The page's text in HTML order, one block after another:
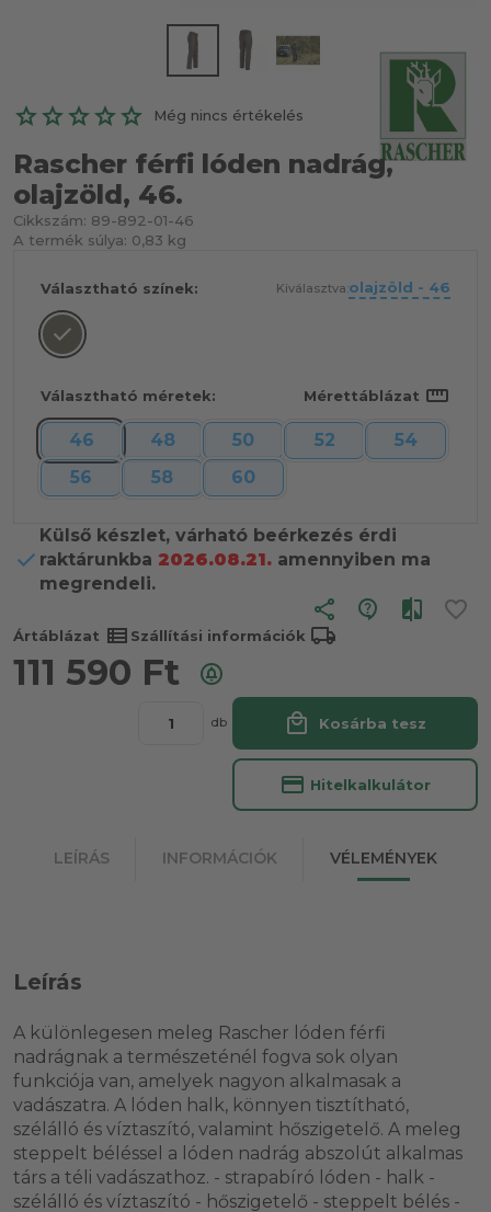
Még nincs értékelés
Rascher férfi lóden nadrág,
olajzöld, 46.
Cikkszám: 89-892-01-46
A termék súlya: 0,83 kg
Választható színek: Kiválasztva:olajzöld - 46
Választható méretek: Mérettáblázat straighten
46 48 50 52
54
56
58 60
Külső készlet, várható beérkezés érdi
raktárunkba 2026.08.21. amennyiben ma
megrendeli.
share
Ártáblázat view_list Szállítási információk local_shipping
111 590 Ft
db local_mall Kosárba tesz
credit_card Hitelkalkulátor
LEÍRÁS INFORMÁCIÓK VÉLEMÉNYEK
Leírás
A különlegesen meleg Rascher lóden férfi
nadrágnak a természeténél fogva sok olyan
funkciója van, amelyek nagyon alkalmasak a
vadászatra. A lóden halk, könnyen tisztítható,
szélálló és víztaszító, valamint hőszigetelő. A meleg
steppelt béléssel a lóden nadrág abszolút alkalmas
társ a téli vadászathoz. - strapabíró lóden - halk -
szélálló és víztaszító - hőszigetelő - steppelt bélés -